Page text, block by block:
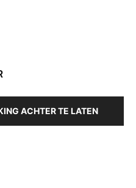
ACHTER TE LATEN